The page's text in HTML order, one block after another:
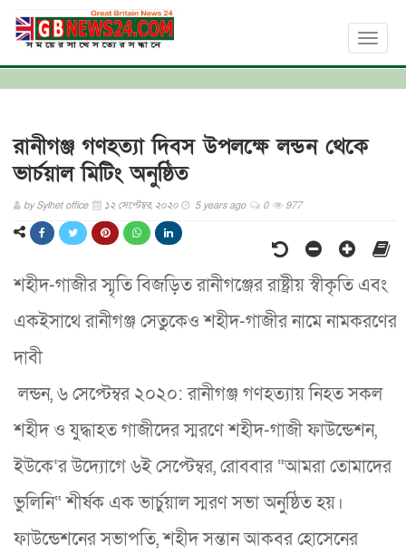
Toggle
রানীগঞ্জ গণহত্যা দিবস উপলক্ষে লন্ডন থেকে
ভার্চয়াল মিটিং অনুষ্ঠিত
bySylhet office ১২ সেপ্টেম্বর, ২০২০ 5 years ago 0 977
শহীদ-গাজীর স্মৃতি বিজড়িত রানীগঞ্জের রাষ্ট্রীয় স্বীকৃতি এবং
একইসাথে রানীগঞ্জ সেতুকেও শহীদ-গাজীর নামে নামকরণের
দাবী
লন্ডন, ৬ সেপ্টেম্বর ২০২০: রানীগঞ্জ গণহত্যায় নিহত সকল
শহীদ ও যুদ্ধাহত গাজীদের স্মরণে শহীদ-গাজী ফাউন্ডেশন,
ইউকে‘র উদ্যোগে ৬ই সেপ্টেম্বর, রোববার “আমরা তোমাদের
ভুলিনি“ শীর্ষক এক ভার্চুয়াল স্মরণ সভা অনুষ্ঠিত হয়।
ফাউন্ডেশনের সভাপতি, শহীদ সন্তান আকবর হোসেনের